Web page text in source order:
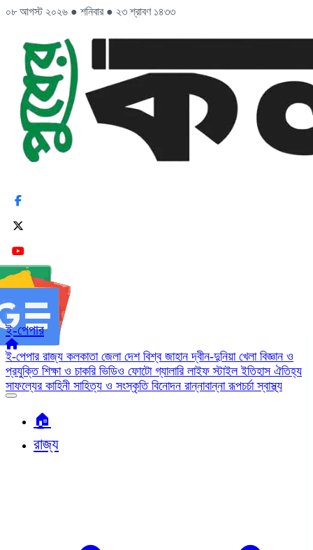
০৮ আগস্ট ২০২৬ ● শনিবার ● ২৩ শ্রাবণ ১৪৩৩
ই-পেপার
ই-পেপার রাজ্য কলকাতা জেলা দেশ বিশ্ব জাহানদ্বীন-দুনিয়া খেলা বিজ্ঞান ও
প্রযুক্তি শিক্ষা ও চাকরি ভিডিও ফোটো গ্যালারি লাইফ স্টাইলইতিহাস ঐতিহ্য
সাফল্যের কাহিনী সাহিত্য ও সংস্কৃতি বিনোদন রান্নাবান্নারূপচর্চাস্বাস্থ্য
🏠︎
রাজ্য